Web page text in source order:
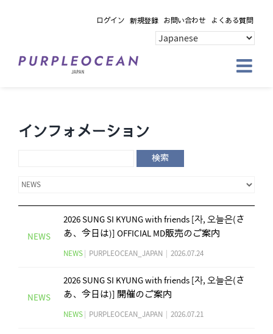
ログイン 新規登録 お問い合わせ よくある質問
インフォメーション
検索
NEWS
2026 SUNG SI KYUNG with friends [자, 오늘은(さ
あ、今日は)] OFFICIAL MD販売のご案内
NEWS PURPLEOCEAN_JAPAN 2026.07.24
NEWS
2026 SUNG SI KYUNG with friends [자, 오늘은(さ
あ、今日は)] 開催のご案内
NEWS PURPLEOCEAN_JAPAN 2026.07.21